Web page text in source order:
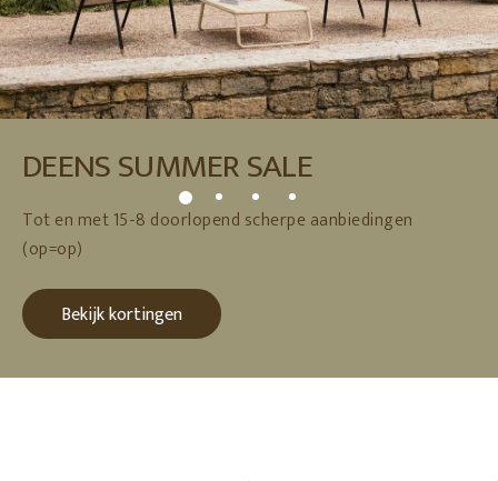
DEENS SUMMER SALE
Tot en met 15-8 doorlopend scherpe aanbiedingen
(op=op)
Bekijk kortingen